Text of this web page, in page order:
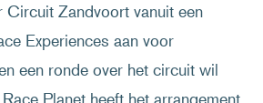
Circuit Zandvoort vanuit een
Experiences aan voor
een ronde over het circuit wil
Planet heeft het arrangement.